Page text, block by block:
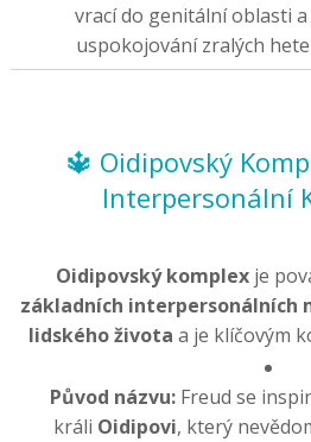
vrací do genitální oblasti
uspokojování zralých
🔱 Oidipovský
Interpersonální
Oidipovský komplex je
základních interpersonálních
lidského života a je klíčovým
Původ názvu: Freud se
králi Oidipovi, který